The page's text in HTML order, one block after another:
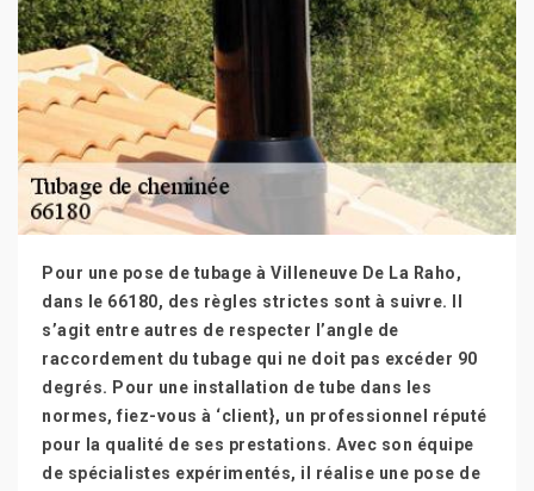
Pour une pose de tubage à Villeneuve De La Raho,
dans le 66180, des règles strictes sont à suivre. Il
s’agit entre autres de respecter l’angle de
raccordement du tubage qui ne doit pas excéder 90
degrés. Pour une installation de tube dans les
normes, fiez-vous à ‘client}, un professionnel réputé
pour la qualité de ses prestations. Avec son équipe
de spécialistes expérimentés, il réalise une pose de